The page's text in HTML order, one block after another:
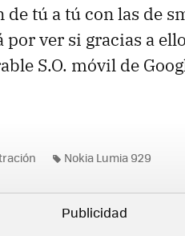
tú a tú con las de
ver si gracias a
S.O. móvil de
Nokia Lumia 929